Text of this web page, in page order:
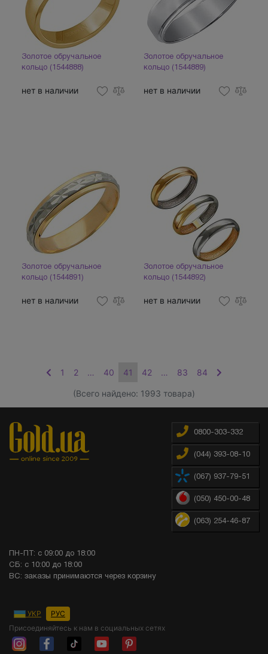
Золотое обручальное
кольцо (1544888)
нет в наличии
Золотое обручальное
кольцо (1544889)
нет в наличии
Золотое обручальное
кольцо (1544891)
нет в наличии
Золотое обручальное
кольцо (1544892)
нет в наличии
1 2 … 40 41 42 … 83 84
(Всего найдено: 1993 товара)
0800-303-332
(044) 393-08-10
(067) 937-79-51
(050) 450-00-48
(063) 254-46-87
ПН-ПТ: с 09:00 до 18:00
СБ: с 10:00 до 18:00
ВС: заказы принимаются через корзину
УКР
РУС
Присоединяйтесь к нам в социальных сетях